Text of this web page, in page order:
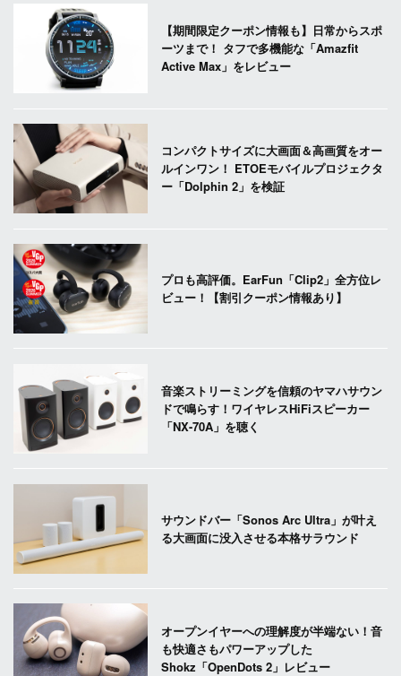
【期間限定クーポン情報も】日常からスポ
ーツまで！ タフで多機能な「Amazfit
Active Max」をレビュー
コンパクトサイズに大画面＆高画質をオー
ルインワン！ ETOEモバイルプロジェクタ
ー「Dolphin 2」を検証
プロも高評価。EarFun「Clip2」全方位レ
ビュー！【割引クーポン情報あり】
音楽ストリーミングを信頼のヤマハサウン
ドで鳴らす！ワイヤレスHiFiスピーカー
「NX-70A」を聴く
サウンドバー「Sonos Arc Ultra」が叶え
る大画面に没入させる本格サラウンド
オープンイヤーへの理解度が半端ない！音
も快適さもパワーアップした
Shokz「OpenDots 2」レビュー